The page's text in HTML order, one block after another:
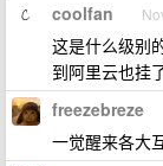
coolfan
这是什么级别
到阿里云也挂
freezebreze
一觉醒来各大